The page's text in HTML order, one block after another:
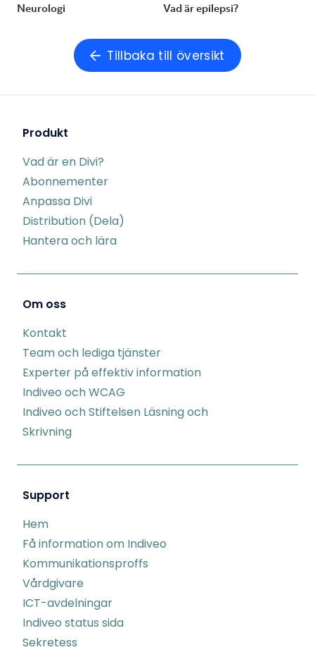
Neurologi Vad är epilepsi?
Tillbaka till översikt
Produkt
Vad är en Divi?
Abonnementer
Anpassa Divi
Distribution (Dela)
Hantera och lära
Om oss
Kontakt
Team och lediga tjänster
Experter på effektiv information
Indiveo och WCAG
Indiveo och Stiftelsen Läsning och
Skrivning
Support
Hem
Få information om Indiveo
Kommunikationsproffs
Vårdgivare
ICT-avdelningar
Indiveo status sida
Sekretess